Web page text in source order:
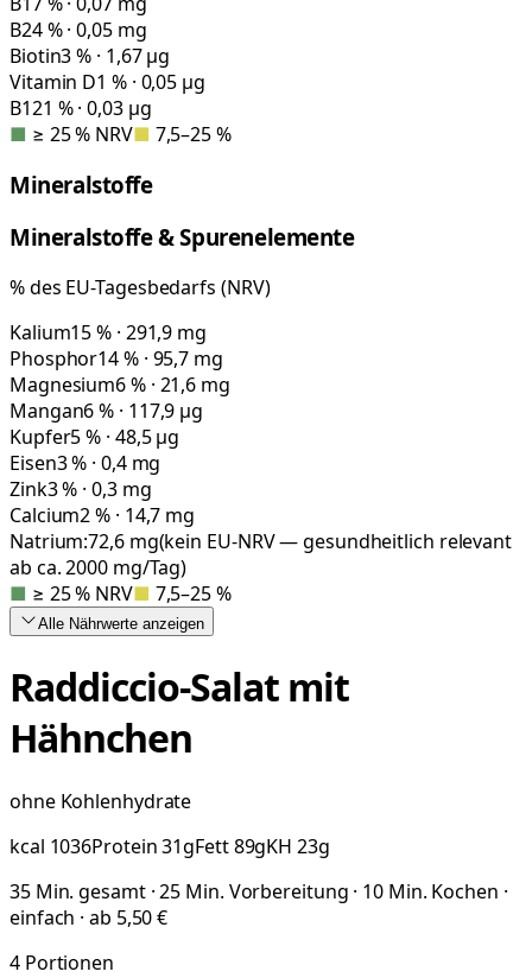
B24 % · 0,05 mg
Biotin3 % · 1,67 µg
Vitamin D1 % · 0,05 µg
B121 % · 0,03 µg
■ ≥ 25 % NRV■ 7,5–25 %
Mineralstoffe
Mineralstoffe & Spurenelemente
% des EU-Tagesbedarfs (NRV)
Kalium15 % · 291,9 mg
Phosphor14 % · 95,7 mg
Magnesium6 % · 21,6 mg
Mangan6 % · 117,9 µg
Kupfer5 % · 48,5 µg
Eisen3 % · 0,4 mg
Zink3 % · 0,3 mg
Calcium2 % · 14,7 mg
Natrium:72,6mg(kein EU-NRV — gesundheitlich relevant
ab ca. 2000 mg/Tag)
■ ≥ 25 % NRV■ 7,5–25 %
Alle Nährwerte anzeigen
Raddiccio-Salat mit
Hähnchen
ohne Kohlenhydrate
kcal 1036Protein31gFett89gKH 23g
35 Min. gesamt · 25 Min. Vorbereitung · 10 Min. Kochen ·
einfach · ab 5,50 €
4 Portionen